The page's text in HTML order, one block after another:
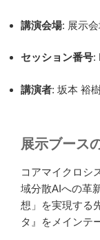
講演会場: 展示会
セッション番号:
講演者: 坂本 裕
展示ブース
コアマイクロシ
域分散AIへの革
想」を実現する
タ』をメインテ